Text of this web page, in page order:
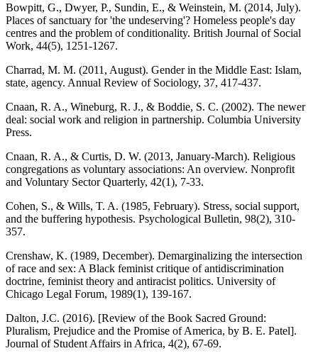
Bowpitt, G., Dwyer, P., Sundin, E., & Weinstein, M. (2014, July).
Places of sanctuary for 'the undeserving'? Homeless people's day
centres and the problem of conditionality. British Journal of Social
Work, 44(5), 1251-1267.
Charrad, M. M. (2011, August). Gender in the Middle East: Islam,
state, agency. Annual Review of Sociology, 37, 417-437.
Cnaan, R. A., Wineburg, R. J., & Boddie, S. C. (2002). The newer
deal: social work and religion in partnership. Columbia University
Press.
Cnaan, R. A., & Curtis, D. W. (2013, January-March). Religious
congregations as voluntary associations: An overview. Nonprofit
and Voluntary Sector Quarterly, 42(1), 7-33.
Cohen, S., & Wills, T. A. (1985, February). Stress, social support,
and the buffering hypothesis. Psychological Bulletin, 98(2), 310-
357.
Crenshaw, K. (1989, December). Demarginalizing the intersection
of race and sex: A Black feminist critique of antidiscrimination
doctrine, feminist theory and antiracist politics. University of
Chicago Legal Forum, 1989(1), 139-167.
Dalton, J.C. (2016). [Review of the Book Sacred Ground:
Pluralism, Prejudice and the Promise of America, by B. E. Patel].
Journal of Student Affairs in Africa, 4(2), 67-69.